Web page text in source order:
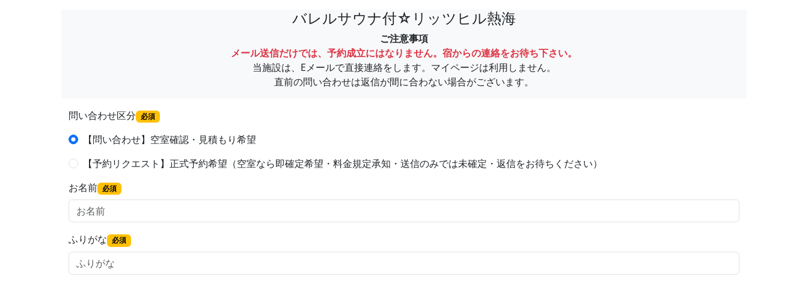
バレルサウナ付☆リッツヒル熱海
ご注意事項
メール送信だけでは、予約成立にはなりません。宿からの連絡をお待ち下さい。
当施設は、Eメールで直接連絡をします。マイページは利用しません。
直前の問い合わせは返信が間に合わない場合がございます。
問い合わせ区分 必須
【問い合わせ】空室確認・見積もり希望
【予約リクエスト】正式予約希望（空室なら即確定希望・料金規定承知・送信のみでは未確定・返信をお待ちください）
お名前 必須
ふりがな 必須